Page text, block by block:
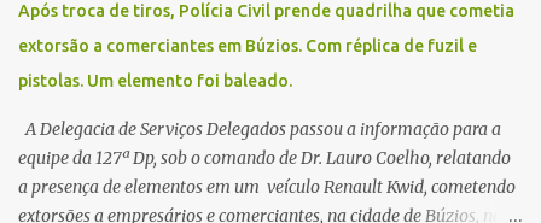
Após troca de tiros, Polícia Civil prende quadrilha que cometia
extorsão a comerciantes em Búzios. Com réplica de fuzil e
pistolas. Um elemento foi baleado.
A Delegacia de Serviços Delegados passou a informação para a
equipe da 127ª Dp, sob o comando de Dr. Lauro Coelho, relatando
a presença de elementos em um veículo Renault Kwid, cometendo
extorsões a empresários e comerciantes, na cidade de Búzios, na